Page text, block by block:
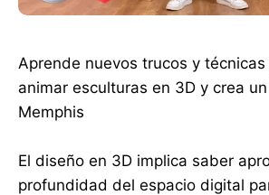
Aprende nuevos trucos y
animar esculturas en 3D y crea
Memphis
El diseño en 3D implica saber
profundidad del espacio digital